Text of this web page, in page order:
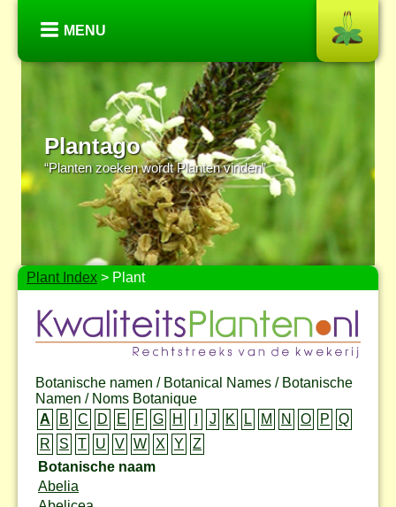
MENU
Plantago
“Planten zoeken wordt Planten vinden”
Plant Index > Plant
Botanische namen / Botanical Names / Botanische
Namen / Noms Botanique
A
B C D E F G H J K L M N O P
Q
R
S T U V W X Y
Z
Botanische naam
Abelia